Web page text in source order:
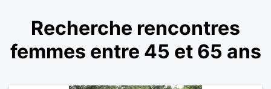
Recherche rencontres
femmes entre 45 et 65 ans